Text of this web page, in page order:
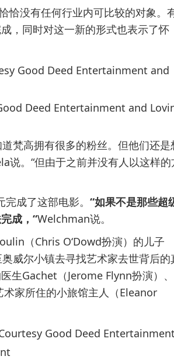
没有任何行业内可比较的对象。
，同时对这一新的形式也表示了怀
Deed Entertainment and
梵高拥有很多的粉丝。但他们还是
说。“但由于之前并没有人以这样的
成了这部电影。 “如果不是那些超
成，“Welchman说。
（Chris O‘Dowd扮演）的儿子
威尔小镇去寻找艺术家去世背后的
生Gachet（Jerome Flynn扮演）、
家所住的小旅馆主人（Eleanor